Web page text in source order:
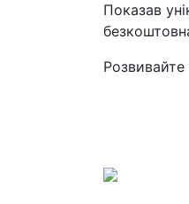
Показав